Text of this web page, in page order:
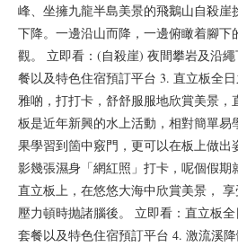
峰、坐擁九龍半島美景的飛鵝山自殺崖
下降。一邊沿山而降，一邊俯瞰着腳下
觀。 立即看：(自殺崖) 夜間攀岩及沿
餐以及特色住宿預訂平台 3. 直立板全
雅啲，打打卡，舒舒服服地欣賞美景，
板是近年新興的水上活動，相對簡單易
果學習到箇中竅門，更可以在板上做出
影幾張濕身「網紅照」打卡，呢個假期
直立板上，在悠悠大海中欣賞美景，
壓力頓時抛諸腦後。 立即看：直立板
套餐以及特色住宿預訂平台 4. 激流溪